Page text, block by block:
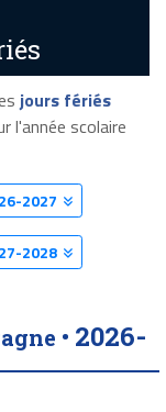
jours fériés
l'année scolaire
2027
2028
• 2026-